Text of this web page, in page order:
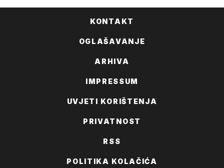
KONTAKT
OGLAŠAVANJE
ARHIVA
IMPRESSUM
UVJETI KORIŠTENJA
PRIVATNOST
RSS
POLITIKA KOLAČIĆA